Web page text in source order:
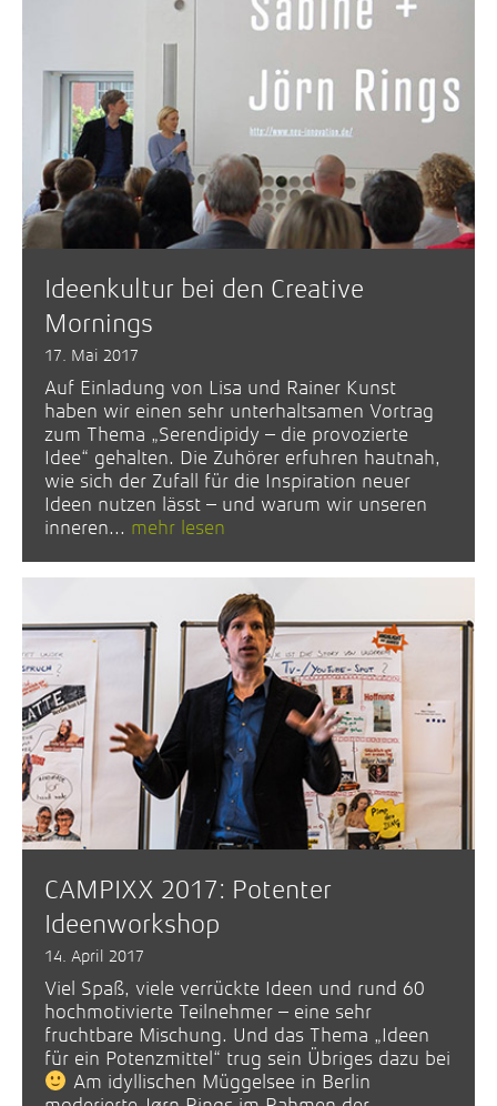
Ideenkultur bei den Creative
Mornings
17. Mai 2017
Auf Einladung von Lisa und Rainer Kunst
haben wir einen sehr unterhaltsamen Vortrag
zum Thema „Serendipidy – die provozierte
Idee“ gehalten. Die Zuhörer erfuhren hautnah,
wie sich der Zufall für die Inspiration neuer
Ideen nutzen lässt – und warum wir unseren
inneren... mehr lesen
CAMPIXX 2017: Potenter
Ideenworkshop
14. April 2017
Viel Spaß, viele verrückte Ideen und rund 60
hochmotivierte Teilnehmer – eine sehr
fruchtbare Mischung. Und das Thema „Ideen
für ein Potenzmittel“ trug sein Übriges dazu bei
Am idyllischen Müggelsee in Berlin